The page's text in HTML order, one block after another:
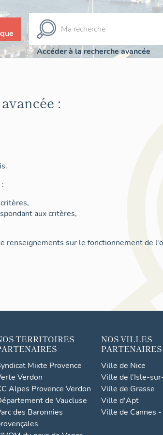
Accéder à la recherche avancée
:
aux critères,
renseignements sur le fonctionnement de
TERRITOIRES
Mixte Provence
Verdon
Alpes Provence Verdon
de Vaucluse
des Baronnies
NOS VILLES
PARTENAIRES
Ville de Nice
Ville de l'Isle-
Ville de Grasse
Ville d'Apt
Ville de Cannes